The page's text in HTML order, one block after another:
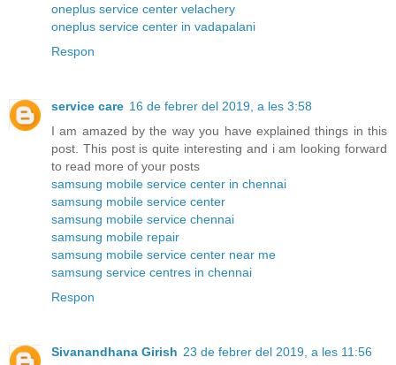
oneplus service center velachery
oneplus service center in vadapalani
Respon
service care 16 de febrer del 2019, a les 3:58
I am amazed by the way you have explained things in this
post. This post is quite interesting and i am looking forward
to read more of your posts
samsung mobile service center in chennai
samsung mobile service center
samsung mobile service chennai
samsung mobile repair
samsung mobile service center near me
samsung service centres in chennai
Respon
Sivanandhana Girish 23 de febrer del 2019, a les 11:56